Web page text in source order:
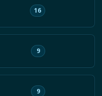
16
9
9